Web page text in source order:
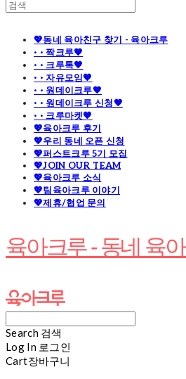
💖동네 육아친구 찾기 - 육아크루
· · 짝크루🧡
· · 크루톡🧡
· · 자유모임🧡
· · 원데이크루🧡
· · 원데이크루 신청🧡
· · 크루마켓🧡
💖육아크루 후기
💖우리 동네 오픈 신청
💖퍼스트크루 5기 모집
💖JOIN OUR TEAM
💖육아크루 소식
💖팀육아크루 이야기
💖제휴/협업 문의
육아크루 - 동네 육
Search 검색
Log In 로그인
Cart장바구니